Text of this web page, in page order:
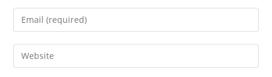
name
comment
Enter
your
email
address
Enter
your